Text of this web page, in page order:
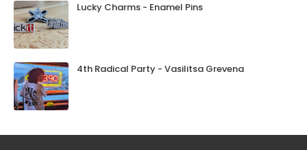
Lucky Charms - Enamel Pins
4th Radical Party - Vasilitsa Grevena